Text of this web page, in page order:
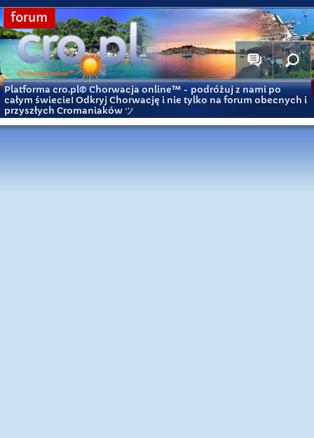
forum
Platforma cro.pl© Chorwacja online™ - podróżuj z nami po
całym świecie! Odkryj Chorwację i nie tylko na forum obecnych i
przyszłych Cromaniaków ツ